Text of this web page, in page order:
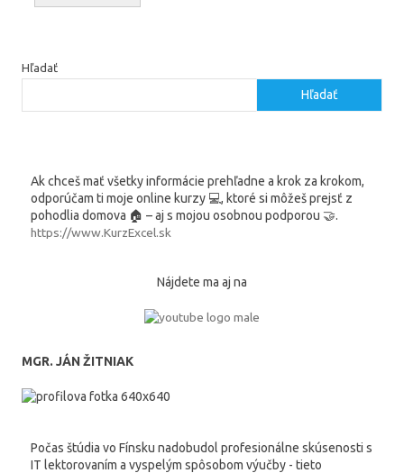
Hľadať
Hľadať
Ak chceš mať všetky informácie prehľadne a krok za krokom,
odporúčam ti moje online kurzy 💻, ktoré si môžeš prejsť z
pohodlia domova 🏠 – aj s mojou osobnou podporou 🤝.
https://www.KurzExcel.sk
Nájdete ma aj na
MGR. JÁN ŽITNIAK
Počas štúdia vo Fínsku nadobudol profesionálne skúsenosti s
IT lektorovaním a vyspelým spôsobom výučby - tieto